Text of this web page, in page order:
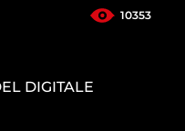
10353
DIGITALE